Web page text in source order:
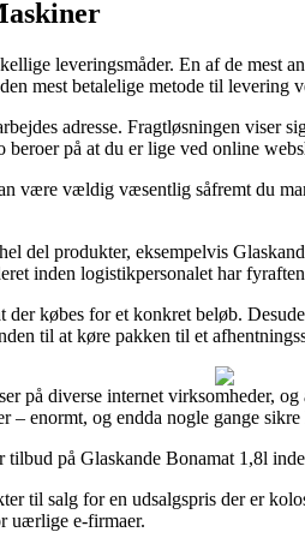
leveringsmåder. En af de mest
mest betalelige metode til levering
adresse. Fragtløsningen
på at du er lige ved online
vældig væsentlig såfremt du
del produkter, eksempelvis
inden logistikpersonalet har
købes for et konkret beløb.
til at køre pakken til et
på diverse internet virksomheder,
enormt, og endda nogle gange
på Glaskande Bonamat 1,8l
til salg for en udsalgspris der er
uærlige e-firmaer.